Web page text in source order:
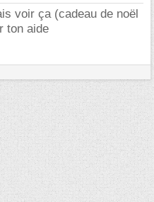
voir ça (cadeau de noël
ton aide